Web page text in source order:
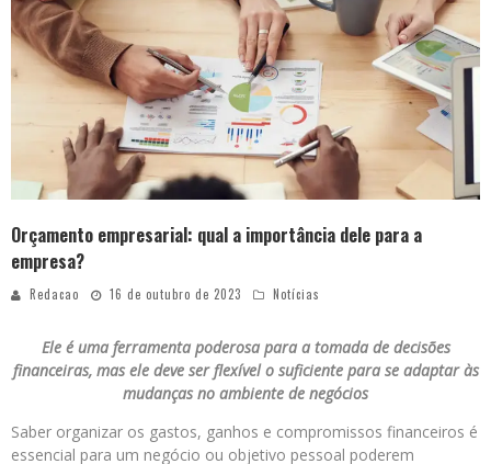
De BH para o mundo: conheça a stylist mineira por trás de turnês e campanhas globais
Orçamento empresarial: qual a importância dele para a
empresa?
Redacao 16 de outubro de 2023 Notícias
Ele é uma ferramenta poderosa para a tomada de decisões
financeiras, mas ele deve ser flexível o suficiente para se adaptar às
mudanças no ambiente de negócios
Saber organizar os gastos, ganhos e compromissos financeiros é
essencial para um negócio ou objetivo pessoal poderem